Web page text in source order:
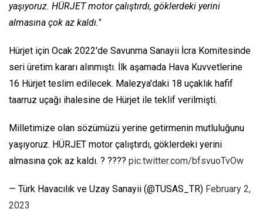
yaşıyoruz. HÜRJET motor çalıştırdı, göklerdeki yerini
almasına çok az kaldı."
Hürjet için Ocak 2022'de Savunma Sanayii İcra Komitesinde
seri üretim kararı alınmıştı. İlk aşamada Hava Kuvvetlerine
16 Hürjet teslim edilecek. Malezya'daki 18 uçaklık hafif
taarruz uçağı ihalesine de Hürjet ile teklif verilmişti.
Milletimize olan sözümüzü yerine getirmenin mutluluğunu
yaşıyoruz. HÜRJET motor çalıştırdı, göklerdeki yerini
almasına çok az kaldı. ? ???? pic.twitter.com/bfsvuoTvOw
— Türk Havacılık ve Uzay Sanayii (@TUSAS_TR) February 2,
2023